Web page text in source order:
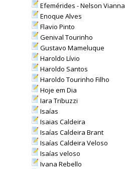
Efemérides - Nelson Vianna
Enoque Alves
Flavio Pinto
Genival Tourinho
Gustavo Mameluque
Haroldo Lívio
Haroldo Santos
Haroldo Tourinho Filho
Hoje em Dia
Iara Tribuzzi
Isaías
Isaias Caldeira
Isaías Caldeira Brant
Isaías Caldeira Veloso
Isaías veloso
Ivana Rebello